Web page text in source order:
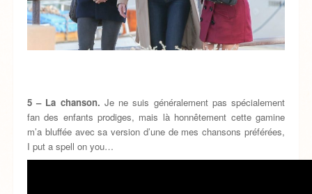
5 – La chanson. Je ne suis généralement pas spécialement
fan des enfants prodiges, mais là honnêtement cette gamine
m’a bluffée avec sa version d’une de mes chansons préférées,
I put a spell on you…